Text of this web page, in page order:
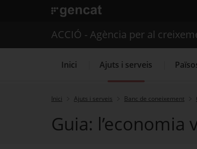
. Obre en una nova finestra.
Serveis
ACCIÓ - Agència per al
Inici Ajuts i serveis
Inici Ajuts i serveis Banc de coneixement
Guia: